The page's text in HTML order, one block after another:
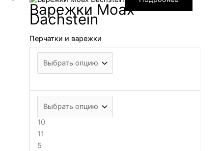
Варежки Moax
Dachstein
Перчатки и варежки
10
11
5